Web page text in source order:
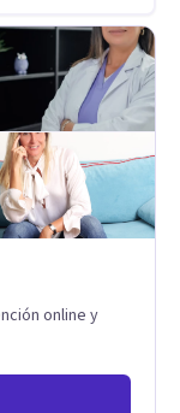
profundo de la
emocional y los
Su
clara: no
Su
del
de la
permitiendo
Jiménez Duque
de pensar,
online y